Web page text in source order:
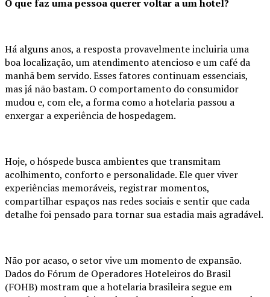
O que faz uma pessoa querer voltar a um hotel?
Há alguns anos, a resposta provavelmente incluiria uma
boa localização, um atendimento atencioso e um café da
manhã bem servido. Esses fatores continuam essenciais,
mas já não bastam. O comportamento do consumidor
mudou e, com ele, a forma como a hotelaria passou a
enxergar a experiência de hospedagem.
Hoje, o hóspede busca ambientes que transmitam
acolhimento, conforto e personalidade. Ele quer viver
experiências memoráveis, registrar momentos,
compartilhar espaços nas redes sociais e sentir que cada
detalhe foi pensado para tornar sua estadia mais agradável.
Não por acaso, o setor vive um momento de expansão.
Dados do Fórum de Operadores Hoteleiros do Brasil
(FOHB) mostram que a hotelaria brasileira segue em